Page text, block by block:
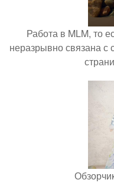
Работа в MLM, то
неразрывно связана с